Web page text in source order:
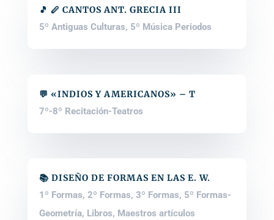
🎵 🪈 CANTOS ANT. GRECIA III
5º Antiguas Culturas, 5º Música Periodos
💬 «INDIOS Y AMERICANOS» – T
7º-8º Recitación-Teatros
📚 DISEÑO DE FORMAS EN LAS E. W.
1º Formas, 2º Formas, 3º Formas, 5º Formas-
Geometría, Libros, Maestros artículos